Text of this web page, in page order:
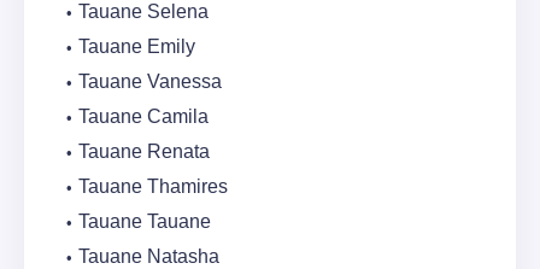
Tauane Selena
Tauane Emily
Tauane Vanessa
Tauane Camila
Tauane Renata
Tauane Thamires
Tauane Tauane
Tauane Natasha